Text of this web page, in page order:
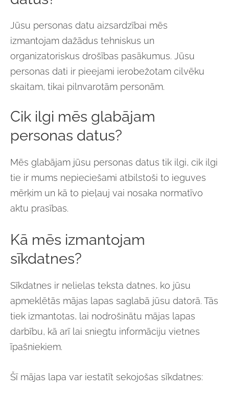
Jūsu personas datu aizsardzībai mēs
izmantojam dažādus tehniskus un
organizatoriskus drošības pasākumus. Jūsu
personas dati ir pieejami ierobežotam cilvēku
skaitam, tikai pilnvarotām personām.
Cik ilgi mēs glabājam
personas datus?
Mēs glabājam jūsu personas datus tik ilgi, cik ilgi
tie ir mums nepieciešami atbilstoši to ieguves
mērķim un kā to pieļauj vai nosaka normatīvo
aktu prasības.
Kā mēs izmantojam
sīkdatnes?
Sīkdatnes ir nelielas teksta datnes, ko jūsu
apmeklētās mājas lapas saglabā jūsu datorā. Tās
tiek izmantotas, lai nodrošinātu mājas lapas
darbību, kā arī lai sniegtu informāciju vietnes
īpašniekiem.
Šī mājas lapa var iestatīt sekojošas sīkdatnes: